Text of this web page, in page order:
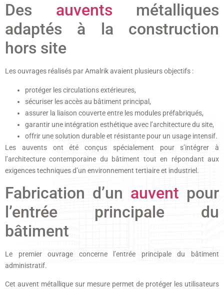
Des auvents métalliques
adaptés à la construction
hors site
Les ouvrages réalisés par Amalrik avaient plusieurs objectifs :
protéger les circulations extérieures,
sécuriser les accès au bâtiment principal,
assurer la liaison couverte entre les modules préfabriqués,
garantir une intégration esthétique avec l’architecture du site,
offrir une solution durable et résistante pour un usage intensif.
Les auvents ont été conçus spécialement pour s’intégrer à
l’architecture contemporaine du bâtiment tout en répondant aux
exigences techniques d’un environnement tertiaire et industriel.
Fabrication d’un auvent pour
l’entrée principale du
bâtiment
Le premier ouvrage concerne l’entrée principale du bâtiment
administratif.
Cet auvent métallique sur mesure permet de protéger les utilisateurs